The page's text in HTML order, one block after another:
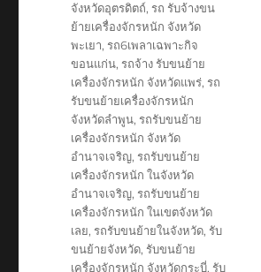
จังหวัดอุตรดิตถ์,รถ รับจ้างขน
ย้ายเครื่องจักรหนัก จังหวัด
พะเยา,รถ6เพลาเฉพาะกิจ
ขอนแก่น,รถจ้าง รับขนย้าย
เครื่องจักรหนัก จังหวัดแพร่,รถ
รับขนย้ายเครื่องจักรหนัก
จังหวัดลำพูน,รถรับขนย้าย
เครื่องจักรหนัก จังหวัด
อำนาจเจริญ,รถรับขนย้าย
เครื่องจักรหนัก ในจังหวัด
อำนาจเจริญ,รถรับขนย้าย
เครื่องจักรหนัก ในเขตจังหวัด
เลย,รถรับขนย้ายในจังหวัด,รับ
ขนย้ายจังหวัด,รับขนย้าย
เครื่องจักรหนัก จังหวัดกระบี่,รับ